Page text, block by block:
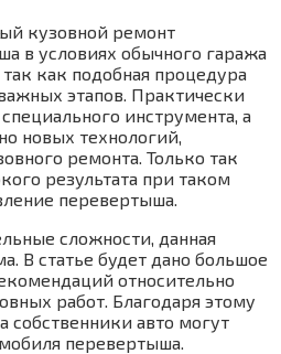
кузовной ремонт
в условиях обычного гаража
как подобная процедура
этапов. Практически
инструмента, а
новых технологий,
ремонта. Только так
результата при таком
перевертыша.
сложности, данная
В статье будет дано большое
относительно
работ. Благодаря этому
авто могут
перевертыша.